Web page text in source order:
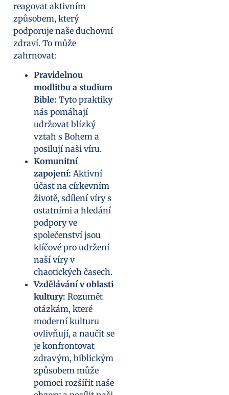
reagovat aktivním
způsobem, který
podporuje naše duchovní
zdraví. To může
zahrnovat:
Pravidelnou
modlitbu a studium
Bible: Tyto praktiky
nás pomáhají
udržovat blízký
vztah s Bohem a
posilují naši víru.
Komunitní
zapojení: Aktivní
účast na církevním
životě, sdílení víry s
ostatními a hledání
podpory ve
společenství jsou
klíčové pro udržení
naší víry v
chaotických časech.
Vzdělávání v oblasti
kultury: Rozumět
otázkám, které
moderní kulturu
ovlivňují, a naučit se
je konfrontovat
zdravým, biblickým
způsobem může
pomoci rozšířit naše